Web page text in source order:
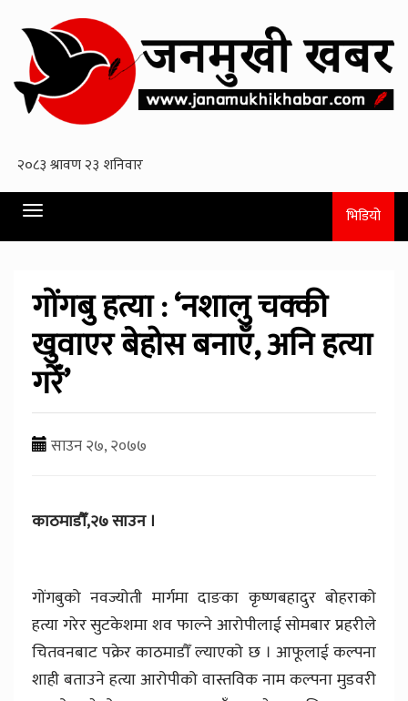
Toggle
navigation
भिडियो
गोंगबु हत्या : ‘नशालु चक्की
खुवाएर बेहोस बनाएँ, अनि हत्या
गरेँ’
साउन २७, २०७७
काठमाडौँ,२७ साउन ।
गोंगबुको नवज्योती मार्गमा दाङका कृष्णबहादुर बोहराको
हत्या गरेर सुटकेशमा शव फाल्ने आरोपीलाई सोमबार प्रहरीले
चितवनबाट पक्रेर काठमाडौँ ल्याएको छ । आफूलाई कल्पना
शाही बताउने हत्या आरोपीको वास्तविक नाम कल्पना मुडवरी